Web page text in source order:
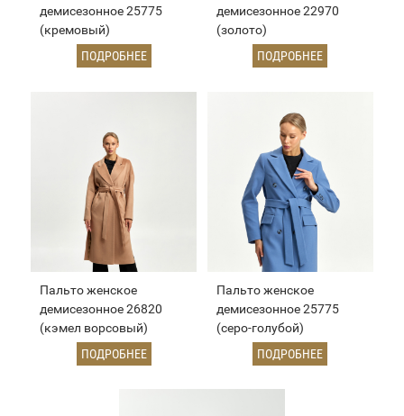
демисезонное 25775
(кремовый)
ПОДРОБНЕЕ
демисезонное 22970
(золото)
ПОДРОБНЕЕ
Пальто женское
демисезонное 26820
(кэмел ворсовый)
ПОДРОБНЕЕ
Пальто женское
демисезонное 25775
(серо-голубой)
ПОДРОБНЕЕ